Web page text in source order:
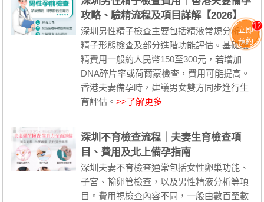
攻略、驗精流程及項目詳解【2026】
深圳男性精子檢查主要包括精液常規分析、
精子形態檢查及部分進階功能評估。基礎驗
精費用一般約人民幣150至300元，若增加
DNA碎片率或荷爾蒙檢查，費用可能提高。
香港夫妻備孕時，建議男女雙方同步進行生
育評估。>>了解更多
深圳不育檢查流程｜夫妻生育檢查項
目、費用及北上備孕指南
深圳夫妻不育檢查通常包括女性卵巢功能、
子宮、輸卵管檢查，以及男性精液分析等項
目。費用視檢查內容不同，一般由數百至數
立即
預約
12